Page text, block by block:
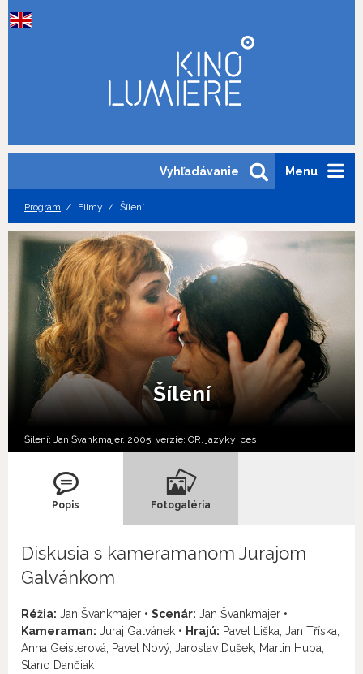
Menu
Vyhľadávanie
Program Filmy Šílení
Šílení
Šílení; Jan Švankmajer, 2005, verzie: OR, jazyky: ces
Popis Fotogaléria
Diskusia s kameramanom Jurajom
Galvánkom
Réžia: Jan Švankmajer • Scenár: Jan Švankmajer •
Kameraman: Juraj Galvánek • Hrajú: Pavel Liška, Jan Tříska,
Anna Geislerová, Pavel Nový, Jaroslav Dušek, Martin Huba,
Stano Dančiak